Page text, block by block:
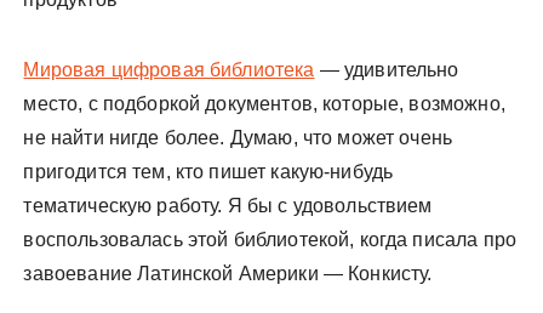
Мировая цифровая библиотека — удивительно
место, с подборкой документов, которые, возможно,
не найти нигде более. Думаю, что может очень
пригодится тем, кто пишет какую-нибудь
тематическую работу. Я бы с удовольствием
воспользовалась этой библиотекой, когда писала про
завоевание Латинской Америки — Конкисту.